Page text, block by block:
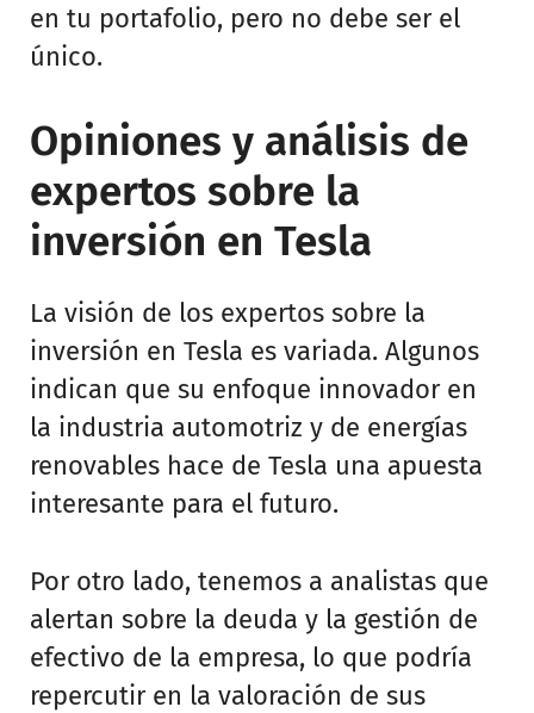
en tu portafolio, pero no debe ser el
único.
Opiniones y análisis de
expertos sobre la
inversión en Tesla
La visión de los expertos sobre la
inversión en Tesla es variada. Algunos
indican que su enfoque innovador en
la industria automotriz y de energías
renovables hace de Tesla una apuesta
interesante para el futuro.
Por otro lado, tenemos a analistas que
alertan sobre la deuda y la gestión de
efectivo de la empresa, lo que podría
repercutir en la valoración de sus